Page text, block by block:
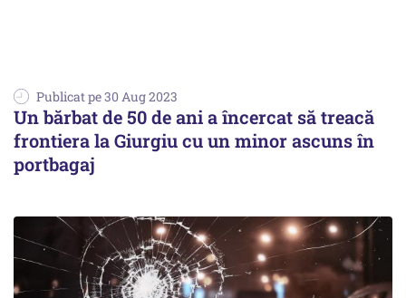
Publicat pe 30 Aug 2023
Un bărbat de 50 de ani a încercat să treacă
frontiera la Giurgiu cu un minor ascuns în
portbagaj